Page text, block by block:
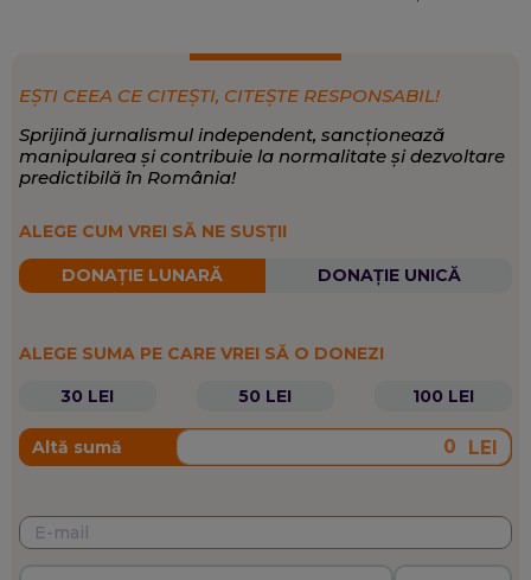
prezinte fapte şi perspective de viitor, mai mult decât
publicul, să îl respecţi şi să încerci să îi aduci informaţia
de care are nevoie.
Coordonare redacţională, Dezvoltare de
produs editorial, Strategie de conţinut, Management de
proiect, Redactare pentru TV şi online
SCRIE DESPRE: Eveniment,Politică,Opinii și analize
EȘTI CEEA CE CITEȘTI, CITEȘTE RESPONSABIL!
Sprijină jurnalismul independent, sancționează
manipularea și contribuie la normalitate și dezvoltare
predictibilă în România!
ALEGE CUM VREI SĂ NE SUSȚII
DONAȚIE LUNARĂ DONAȚIE UNICĂ
ALEGE SUMA PE CARE VREI SĂ O DONEZI
30 LEI
50 LEI 100 LEI
Altă sumă LEI